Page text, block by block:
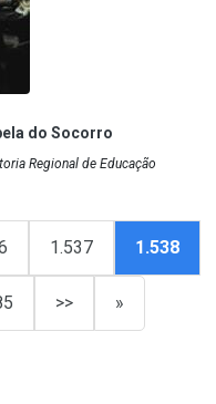
do Socorro
Regional de Educação
1.537 1.538
>> »